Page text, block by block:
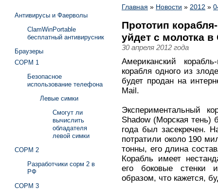
Главная » Новости » 2012 »
Прототип
уйдет с молотка
30 апреля 2012 года
Американский
корабля одного из
будет продан на
Mail.
Экспериментальный
Shadow (Морская тень)
года был засекречен.
потратили около 190
тонны, его длина
Корабль имеет
его боковые стенки
образом, что кажется,
Антивирусы и Фаерволы
ClamWinPortable
бесплатный антивирусник
Браузеры
СОРМ 1
Безопасное
использование телефона
Левые симки
Смогут ли
вычислить
обладателя
левой симки
СОРМ 2
Разработчики сорм 2 в
РФ
СОРМ 3